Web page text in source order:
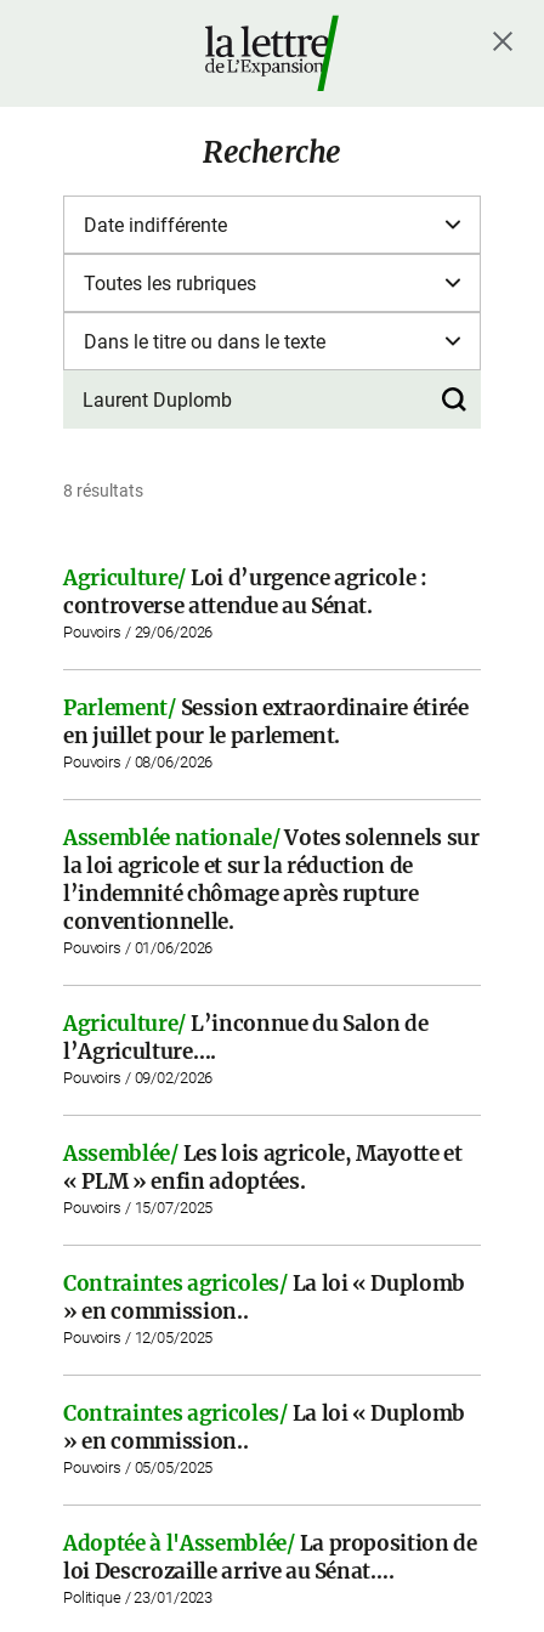
Recherche
8 résultats
Agriculture/Loi d’urgence agricole :
controverse attendue au Sénat.
Pouvoirs / 29/06/2026
Parlement/ Session extraordinaire étirée
en juillet pour le parlement.
Pouvoirs / 08/06/2026
Assemblée nationale/Votes solennels sur
la loi agricole et sur la réduction de
l’indemnité chômage après rupture
conventionnelle.
Pouvoirs / 01/06/2026
Agriculture/L’inconnue du Salon de
l’Agriculture….
Pouvoirs / 09/02/2026
Assemblée/Les lois agricole, Mayotte et
« PLM » enfin adoptées.
Pouvoirs / 15/07/2025
Contraintes agricoles/ La loi « Duplomb
» en commission..
Pouvoirs / 12/05/2025
Contraintes agricoles/ La loi « Duplomb
» en commission..
Pouvoirs / 05/05/2025
Adoptée à l'Assemblée/ La proposition de
loi Descrozaille arrive au Sénat….
Politique / 23/01/2023